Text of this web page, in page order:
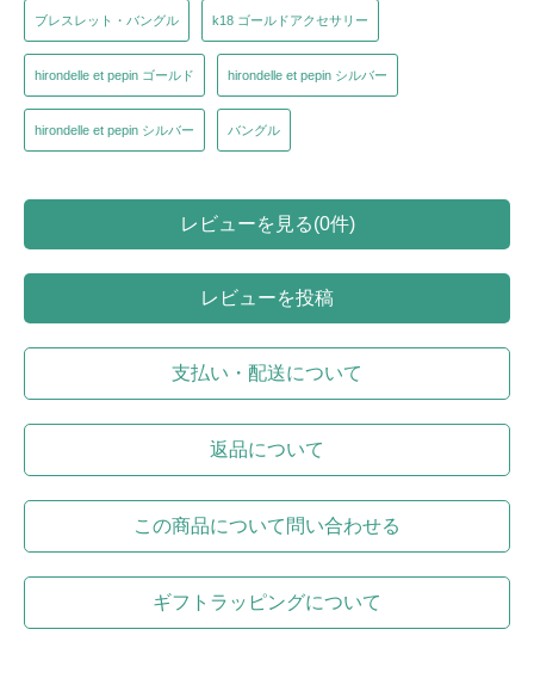
ブレスレット・バングル k18 ゴールドアクセサリー
hirondelle et pepin ゴールド hirondelle et pepin シルバー
hirondelle et pepin シルバー バングル
レビューを見る(0件)
レビューを投稿
支払い・配送について
返品について
この商品について問い合わせる
ギフトラッピングについて